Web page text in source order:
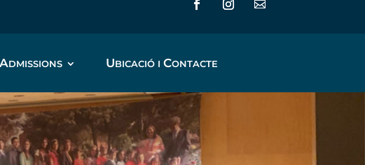
ADMISSIONS UBICACIÓ I CONTACTE